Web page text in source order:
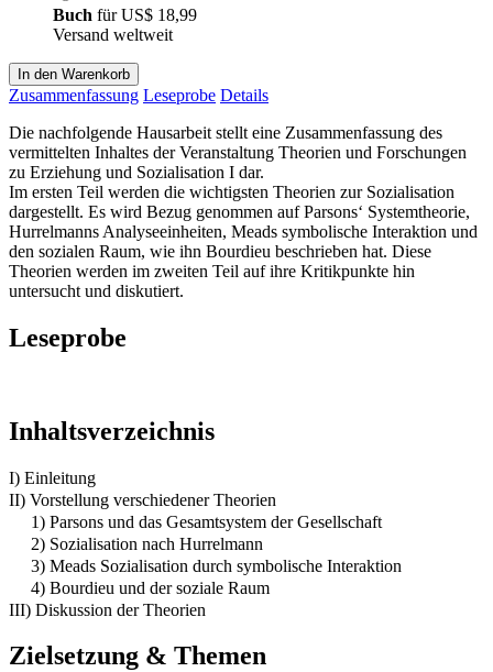
Buch fürUS$ 18,99
Versand weltweit
In den Warenkorb
Zusammenfassung Leseprobe Details
Die nachfolgende Hausarbeit stellt eine Zusammenfassung des
vermittelten Inhaltes der Veranstaltung Theorien und Forschungen
zu Erziehung und Sozialisation I dar.
Im ersten Teil werden die wichtigsten Theorien zur Sozialisation
dargestellt. Es wird Bezug genommen auf Parsons‘ Systemtheorie,
Hurrelmanns Analyseeinheiten, Meads symbolische Interaktion und
den sozialen Raum, wie ihn Bourdieu beschrieben hat. Diese
Theorien werden im zweiten Teil auf ihre Kritikpunkte hin
untersucht und diskutiert.
Leseprobe
Inhaltsverzeichnis
I) Einleitung
II) Vorstellung verschiedener Theorien
1) Parsons und das Gesamtsystem der Gesellschaft
2) Sozialisation nach Hurrelmann
3) Meads Sozialisation durch symbolische Interaktion
4) Bourdieu und der soziale Raum
III) Diskussion der Theorien
Zielsetzung & Themen